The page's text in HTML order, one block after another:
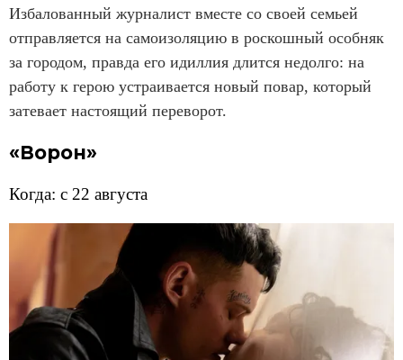
Избалованный журналист вместе со своей семьей
отправляется на самоизоляцию в роскошный особняк
за городом, правда его идиллия длится недолго: на
работу к герою устраивается новый повар, который
затевает настоящий переворот.
«Ворон»
Когда: с 22 августа